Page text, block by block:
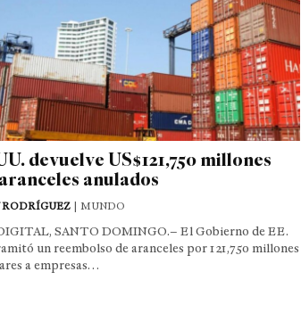
devuelve US$121,750 millones
anulados
RODRÍGUEZ| MUNDO
SANTO DOMINGO.– El Gobierno de EE.
un reembolso de aranceles por 121,750 millones
a empresas…